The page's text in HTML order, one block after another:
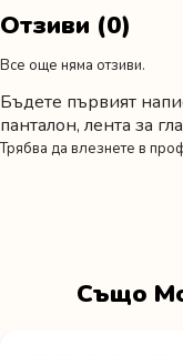
Отзиви (0)
Все още няма отзиви.
Бъдете първият
панталон, лента за
Трябва да влезнете в
Също